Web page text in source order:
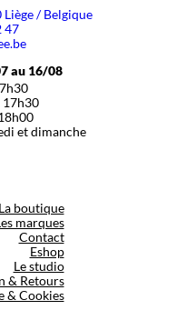
Liège / Belgique
47
au 16/08
17h30
et dimanche
La boutique
marques
Contact
Eshop
Le studio
& Retours
& Cookies